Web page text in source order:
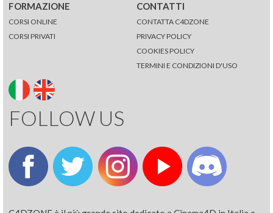
FORMAZIONE
CORSI ONLINE
CORSI PRIVATI
CONTATTI
CONTATTA C4DZONE
PRIVACY POLICY
COOKIES POLICY
TERMINI E CONDIZIONI D'USO
FOLLOW US